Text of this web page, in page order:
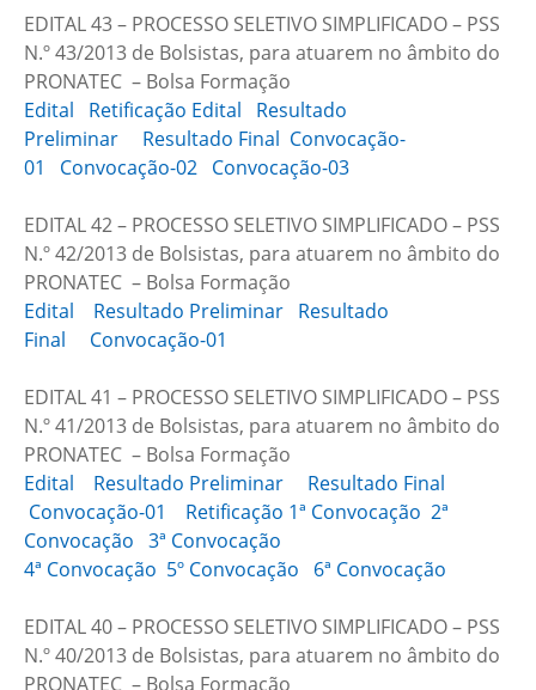
EDITAL 43 – PROCESSO SELETIVO SIMPLIFICADO – PSS
N.º 43/2013 de Bolsistas, para atuarem no âmbito do
PRONATEC – Bolsa Formação
Edital
Retificação Edital
Resultado
Preliminar
Resultado Final Convocação-
01
Convocação-02 Convocação-03
EDITAL 42 – PROCESSO SELETIVO SIMPLIFICADO – PSS
N.º 42/2013 de Bolsistas, para atuarem no âmbito do
PRONATEC – Bolsa Formação
Edital
Resultado Preliminar Resultado
Final
Convocação-01
EDITAL 41 – PROCESSO SELETIVO SIMPLIFICADO – PSS
N.º 41/2013 de Bolsistas, para atuarem no âmbito do
PRONATEC – Bolsa Formação
Edital
Resultado Preliminar
Resultado Final
Convocação-01
Retificação 1ª Convocação 2ª
Convocação 3ª Convocação
4ª Convocação 5º Convocação 6ª Convocação
EDITAL 40 – PROCESSO SELETIVO SIMPLIFICADO – PSS
N.º 40/2013 de Bolsistas, para atuarem no âmbito do
PRONATEC – Bolsa Formação